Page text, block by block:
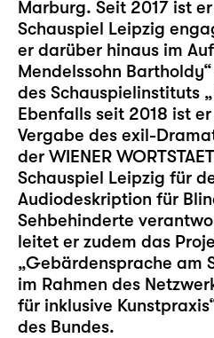
Marburg. Seit 2017 ist
Schauspiel Leipzig
er darüber hinaus im
Mendelssohn
des Schauspielinstituts
Ebenfalls seit 2018 ist
Vergabe des exil-
der WIENER
Schauspiel Leipzig für
Audiodeskription für
Sehbehinderte
leitet er zudem das
„Gebärdensprache am
im Rahmen des
für inklusive
des Bundes.